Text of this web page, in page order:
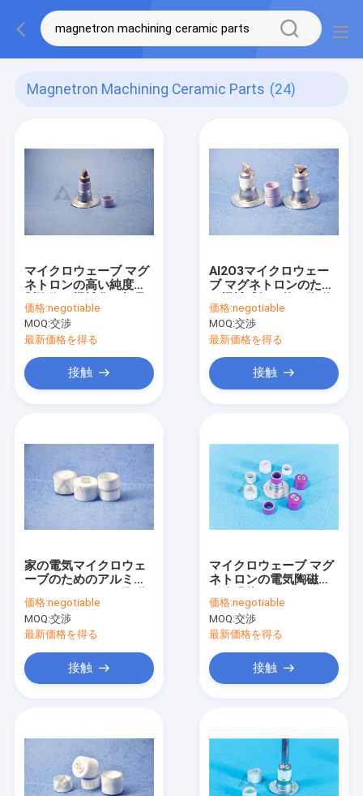
Magnetron Machining Ceramic Parts (24)
マイクロウェーブ マグ
ネトロンの高い純度の
の反腐食
価格:negotiable
MOQ:交渉
最新価格を得る
接触
Al2O3マイクロウェー
ブ マグネトロンのため
器材料の陶磁器の電気
絶縁体
価格:negotiable
MOQ:交渉
最新価格を得る
接触
家の電気マイクロウェ
ーブのためのアルミナ
器の部品
価格:negotiable
MOQ:交渉
最新価格を得る
接触
マイクロウェーブ マグ
ネトロンの電気陶磁器
価格:negotiable
MOQ:交渉
最新価格を得る
接触